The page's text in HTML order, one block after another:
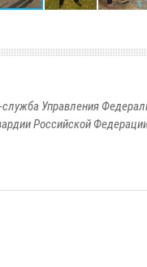
Управления
Российской